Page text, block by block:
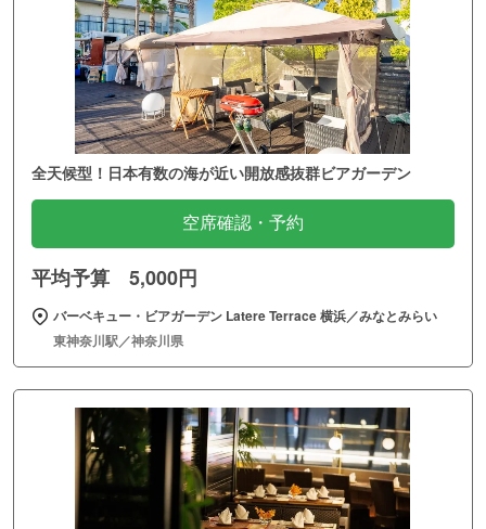
全天候型！日本有数の海が近い開放感抜群ビアガーデン
空席確認・予約
平均予算 5,000円
バーベキュー・ビアガーデン Latere Terrace 横浜／みなとみらい
東神奈川駅／神奈川県